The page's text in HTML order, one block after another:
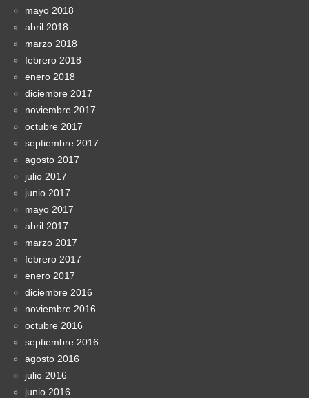
mayo 2018
abril 2018
marzo 2018
febrero 2018
enero 2018
diciembre 2017
noviembre 2017
octubre 2017
septiembre 2017
agosto 2017
julio 2017
junio 2017
mayo 2017
abril 2017
marzo 2017
febrero 2017
enero 2017
diciembre 2016
noviembre 2016
octubre 2016
septiembre 2016
agosto 2016
julio 2016
junio 2016